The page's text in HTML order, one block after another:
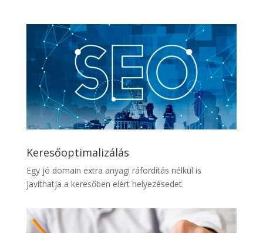
Keresőoptimalizálás
Egy jó domain extra anyagi ráfordítás nélkül is
javíthatja a keresőben elért helyezésedet.